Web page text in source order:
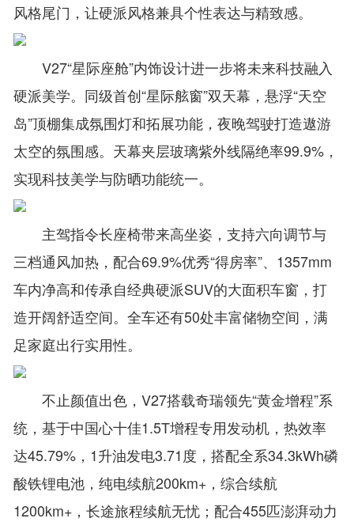
风格尾门，让硬派风格兼具个性表达与精致感。
V27“星际座舱”内饰设计进一步将未来科技融入
硬派美学。同级首创“星际舷窗”双天幕，悬浮“天空
岛”顶棚集成氛围灯和拓展功能，夜晚驾驶打造遨游
太空的氛围感。天幕夹层玻璃紫外线隔绝率99.9%，
实现科技美学与防晒功能统一。
主驾指令长座椅带来高坐姿，支持六向调节与
三档通风加热，配合69.9%优秀“得房率”、1357mm
车内净高和传承自经典硬派SUV的大面积车窗，打
造开阔舒适空间。全车还有50处丰富储物空间，满
足家庭出行实用性。
不止颜值出色，V27搭载奇瑞领先“黄金增程”系
统，基于中国心十佳1.5T增程专用发动机，热效率
达45.79%，1升油发电3.71度，搭配全系34.3kWh磷
酸铁锂电池，纯电续航200km+，综合续航
1200km+，长途旅程续航无忧；配合455匹澎湃动力